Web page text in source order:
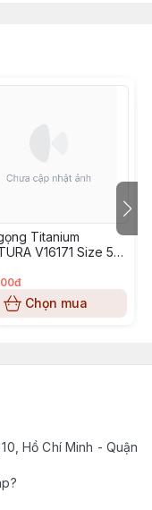
Titanium
V16171 Size 53-
Chọn mua
Hồ Chí Minh - Quận